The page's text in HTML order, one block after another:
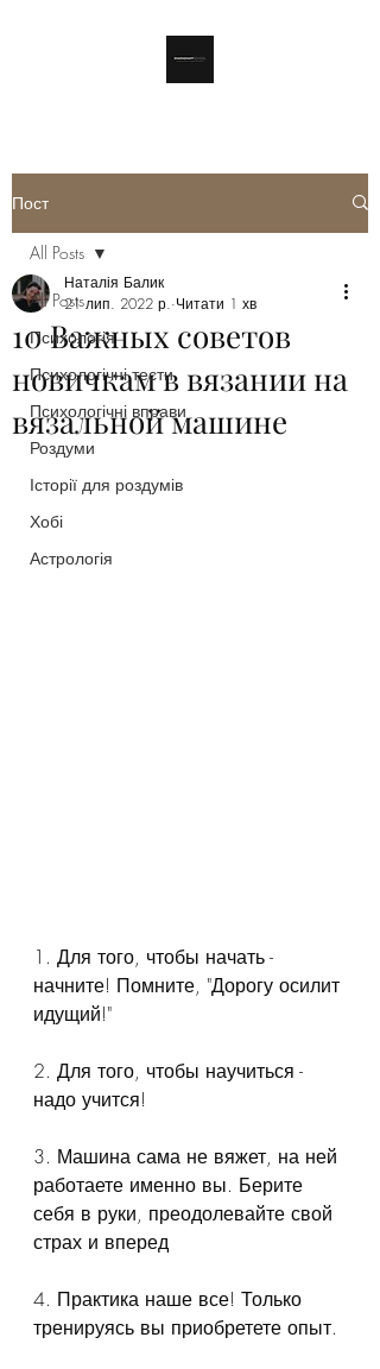
Пост
All Posts
Психологія
Психологічні тести
Психологічні вправи
Роздуми
Історії для роздумів
Хобі
Астрологія
All Posts
10 Важных советов
новичкам в вязании на
вязальной машине
Наталія Балик
21 лип. 2022 р. Читати 1 хв
1. Для того, чтобы начать -
начните! Помните, "Дорогу осилит
идущий!"
2. Для того, чтобы научиться -
надо учится!
3. Машина сама не вяжет, на ней
работаете именно вы. Берите
себя в руки, преодолевайте свой
страх и вперед
4. Практика наше все! Только
тренируясь вы приобретете опыт.